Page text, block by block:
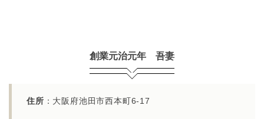
創業元治元年 吾妻
住所 ：大阪府池田市西本町6-17